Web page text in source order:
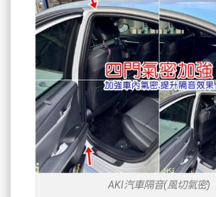
AKI汽車隔音(風切氣密)